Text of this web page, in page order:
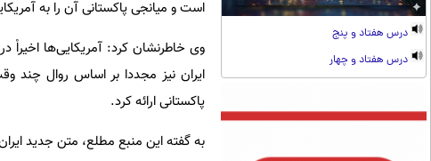
درس هفتاد و پنج
درس هفتاد و چهار
است و میانجی پاکستانی آن را به
پاکستانی ارائه کرد.
به گفته این منبع مطلع، متن جدید